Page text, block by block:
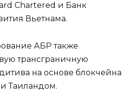
Chartered и Банк
Вьетнама.
АБР также
трансграничную
на основе блокчейна
Таиландом.